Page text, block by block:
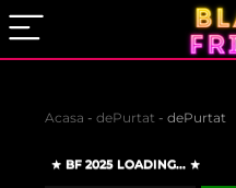
Acasa - dePurtat - dePurtat
BF 2025 LOADING...